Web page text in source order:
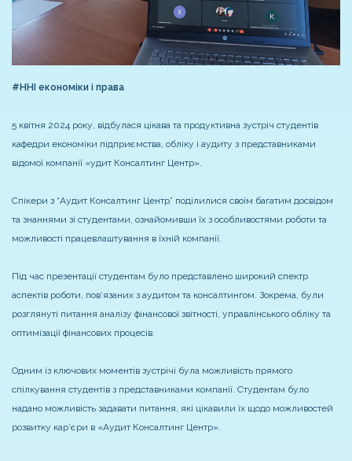
#ННІ економіки і права
5 квітня 2024 року, відбулася цікава та продуктивна зустріч студентів
кафедри економіки підприємства, обліку і аудиту з представниками
відомої компанії «удит Консалтинг Центр».
Спікери з “Аудит Консалтинг Центр” поділилися своїм багатим досвідом
та знаннями зі студентами, ознайомивши їх з особливостями роботи та
можливості працевлаштування в їхній компанії.
Під час презентації студентам було представлено широкий спектр
аспектів роботи, пов’язаних з аудитом та консалтингом. Зокрема, були
розглянуті питання аналізу фінансової звітності, управлінського обліку та
оптимізації фінансових процесів.
Одним із ключових моментів зустрічі була можливість прямого
спілкування студентів з представниками компанії. Студентам було
надано можливість задавати питання, які цікавили їх щодо можливостей
розвитку кар’єри в «Аудит Консалтинг Центр».